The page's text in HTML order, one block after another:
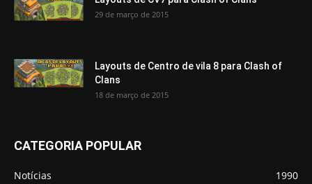
29 de março de 2015
Layouts de Centro de vila 8 para Clash of
Clans
18 de março de 2015
CATEGORIA POPULAR
Notícias 1990